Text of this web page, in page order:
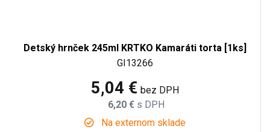
Detský hrnček 245ml KRTKO Kamaráti torta [1ks]
GI13266
5,04 € bez DPH
6,20 € s DPH
Na externom sklade